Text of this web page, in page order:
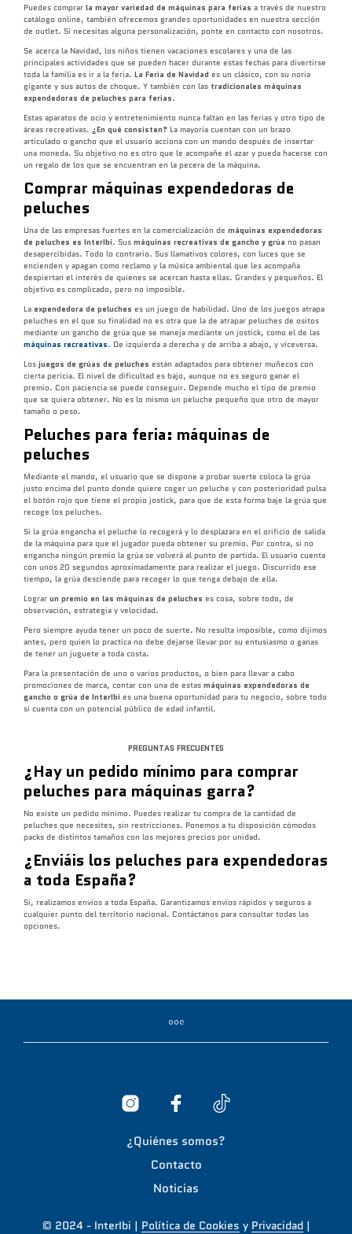
Puedes comprar la mayor variedad de máquinas para ferias a través de nuestro
catálogo online, también ofrecemos grandes oportunidades en nuestra sección
de outlet. Si necesitas alguna personalización, ponte en contacto con nosotros.
Se acerca la Navidad, los niños tienen vacaciones escolares y una de las
principales actividades que se pueden hacer durante estas fechas para divertirse
toda la familia es ir a la feria. La Feria de Navidad es un clásico, con su noria
gigante y sus autos de choque. Y también con las tradicionales máquinas
expendedoras de peluches para ferias.
Estas aparatos de ocio y entretenimiento nunca faltan en las ferias y otro tipo de
áreas recreativas. ¿En qué consisten? La mayoría cuentan con un brazo
articulado o gancho que el usuario acciona con un mando después de insertar
una moneda. Su objetivo no es otro que le acompañe el azar y pueda hacerse con
un regalo de los que se encuentran en la pecera de la máquina.
Comprar máquinas expendedoras de
peluches
Una de las empresas fuertes en la comercialización de máquinas expendedoras
de peluches es InterIbi. Sus máquinas recreativas de gancho y grúa no pasan
desapercibidas. Todo lo contrario. Sus llamativos colores, con luces que se
encienden y apagan como reclamo y la música ambiental que les acompaña
despiertan el interés de quienes se acercan hasta ellas. Grandes y pequeños. El
objetivo es complicado, pero no imposible.
La expendedora de peluches es un juego de habilidad. Uno de los juegos atrapa
peluches en el que su finalidad no es otra que la de atrapar peluches de ositos
mediante un gancho de grúa que se maneja mediante un jostick, como el de las
máquinas recreativas. De izquierda a derecha y de arriba a abajo, y viceversa.
Los juegos de grúas de peluches están adaptados para obtener muñecos con
cierta pericia. El nivel de dificultad es bajo, aunque no es seguro ganar el
premio. Con paciencia se puede conseguir. Depende mucho el tipo de premio
que se quiera obtener. No es lo mismo un peluche pequeño que otro de mayor
tamaño o peso.
Peluches para feria: máquinas de
peluches
Mediante el mando, el usuario que se dispone a probar suerte coloca la grúa
justo encima del punto donde quiere coger un peluche y con posterioridad pulsa
el botón rojo que tiene el propio jostick, para que de esta forma baje la grúa que
recoge los peluches.
Si la grúa engancha el peluche lo recogerá y lo desplazara en el orificio de salida
de la máquina para que el jugador pueda obtener su premio. Por contra, si no
engancha ningún premio la grúa se volverá al punto de partida. El usuario cuenta
con unos 20 segundos aproximadamente para realizar el juego. Discurrido ese
tiempo, la grúa desciende para recoger lo que tenga debajo de ella.
Lograr un premio en las máquinas de peluches es cosa, sobre todo, de
observación, estrategia y velocidad.
Pero siempre ayuda tener un poco de suerte. No resulta imposible, como dijimos
antes, pero quien lo practica no debe dejarse llevar por su entusiasmo o ganas
de tener un juguete a toda costa.
Para la presentación de uno o varios productos, o bien para llevar a cabo
promociones de marca, contar con una de estas máquinas expendedoras de
gancho o grúa de InterIbi es una buena oportunidad para tu negocio, sobre todo
si cuenta con un potencial público de edad infantil.
PREGUNTAS FRECUENTES
¿Hay un pedido mínimo para comprar
peluches para máquinas garra?
No existe un pedido mínimo. Puedes realizar tu compra de la cantidad de
peluches que necesites, sin restricciones. Ponemos a tu disposición cómodos
packs de distintos tamaños con los mejores precios por unidad.
¿Enviáis los peluches para expendedoras
a toda España?
Sí, realizamos envíos a toda España. Garantizamos envíos rápidos y seguros a
cualquier punto del territorio nacional. Contáctanos para consultar todas las
opciones.
¿Quiénes somos?
Contacto
Noticias
© 2024 - InterIbi | Política de Cookies y Privacidad|